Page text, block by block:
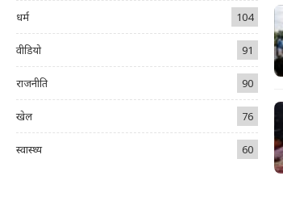
धर्म 104
वीडियो 91
राजनीति 90
खेल 76
स्वास्थ्य 60